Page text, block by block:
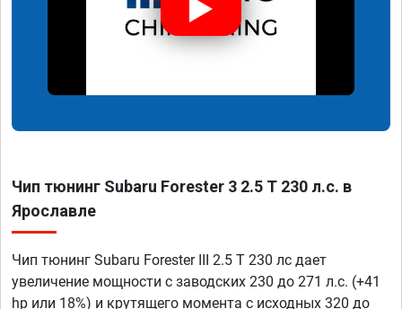
Чип тюнинг Subaru Forester 3 2.5 T 230 л.с. в
Ярославле
Чип тюнинг Subaru Forester III 2.5 T 230 лс дает
увеличение мощности с заводских 230 до 271 л.с. (+41
hp или 18%) и крутящего момента с исходных 320 до